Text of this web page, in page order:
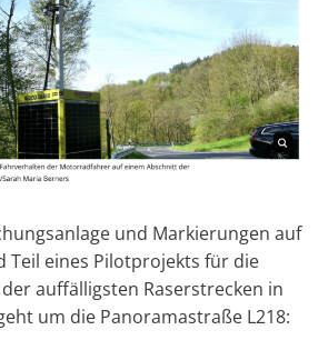
und Markierungen auf
Teil eines Pilotprojekts für die
auffälligsten Raserstrecken in
um die Panoramastraße L218: